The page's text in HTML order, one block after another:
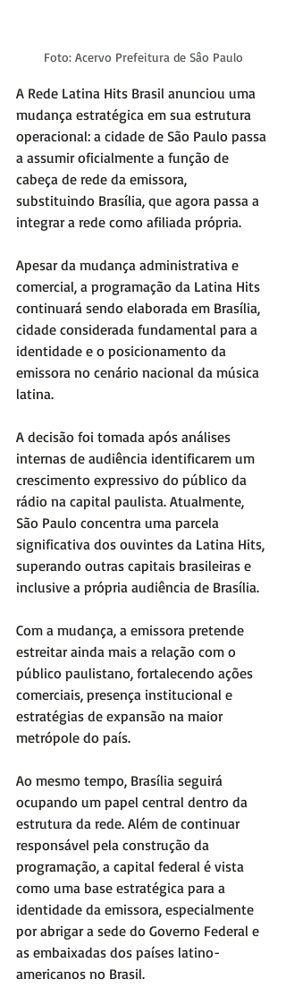
Foto: Acervo Prefeitura de Sâo Paulo
A Rede Latina Hits Brasil anunciou uma
mudança estratégica em sua estrutura
operacional: a cidade de São Paulo passa
a assumir oficialmente a função de
cabeça de rede da emissora,
substituindo Brasília, que agora passa a
integrar a rede como afiliada própria.
Apesar da mudança administrativa e
comercial, a programação da Latina Hits
continuará sendo elaborada em Brasília,
cidade considerada fundamental para a
identidade e o posicionamento da
emissora no cenário nacional da música
latina.
A decisão foi tomada após análises
internas de audiência identificarem um
crescimento expressivo do público da
rádio na capital paulista. Atualmente,
São Paulo concentra uma parcela
significativa dos ouvintes da Latina Hits,
superando outras capitais brasileiras e
inclusive a própria audiência de Brasília.
Com a mudança, a emissora pretende
estreitar ainda mais a relação com o
público paulistano, fortalecendo ações
comerciais, presença institucional e
estratégias de expansão na maior
metrópole do país.
Ao mesmo tempo, Brasília seguirá
ocupando um papel central dentro da
estrutura da rede. Além de continuar
responsável pela construção da
programação, a capital federal é vista
como uma base estratégica para a
identidade da emissora, especialmente
por abrigar a sede do Governo Federal e
as embaixadas dos países latino-
americanos no Brasil.